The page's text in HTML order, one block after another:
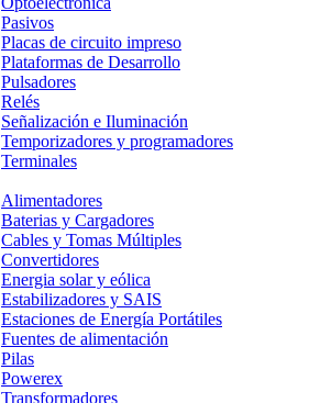
Pasivos
Placas de circuito impreso
Plataformas de Desarrollo
Pulsadores
Relés
Señalización e Iluminación
Temporizadores y programadores
Terminales
Alimentadores
Baterias y Cargadores
Cables y Tomas Múltiples
Convertidores
Energia solar y eólica
Estabilizadores y SAIS
Estaciones de Energía Portátiles
Fuentes de alimentación
Pilas
Powerex
Transformadores